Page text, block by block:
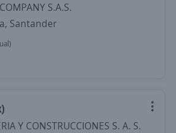
S.A.S.
Santander
Y CONSTRUCCIONES S. A. S.